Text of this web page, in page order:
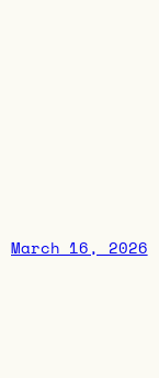
March 16, 2026